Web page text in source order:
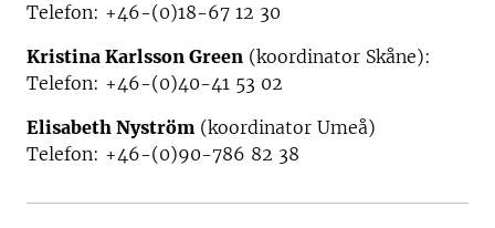
Telefon: +46-(0)18-67 12 30
Kristina Karlsson Green (koordinator Skåne):
Telefon: +46-(0)40-41 53 02
Elisabeth Nyström (koordinator Umeå)
Telefon: +46-(0)90-786 82 38